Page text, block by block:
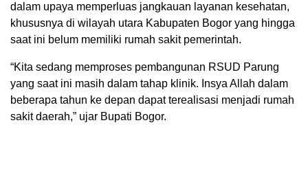
dalam upaya memperluas jangkauan layanan kesehatan,
khususnya di wilayah utara Kabupaten Bogor yang hingga
saat ini belum memiliki rumah sakit pemerintah.
“Kita sedang memproses pembangunan RSUD Parung
yang saat ini masih dalam tahap klinik. Insya Allah dalam
beberapa tahun ke depan dapat terealisasi menjadi rumah
sakit daerah,” ujar Bupati Bogor.